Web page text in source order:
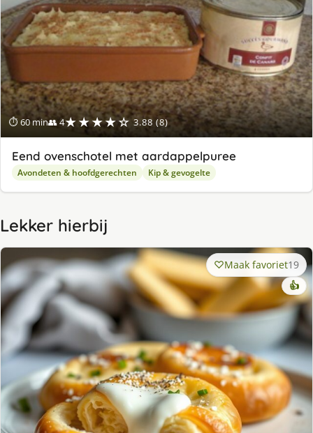
⏱ 60 min👥 4★★★★☆ 3.88 (8)
Eend ovenschotel met aardappelpuree
Avondeten & hoofdgerechten Kip & gevogelte
Lekker hierbij
Maak favoriet19
👍